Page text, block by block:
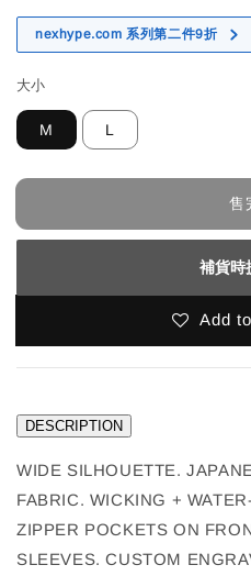
nexhype.com 系列第二件9折
大小
M L
售
補貨時
Add
DESCRIPTION
WIDE SILHOUETTE.
FABRIC. WICKING +
ZIPPER POCKETS ON
SLEEVES. CUSTOM